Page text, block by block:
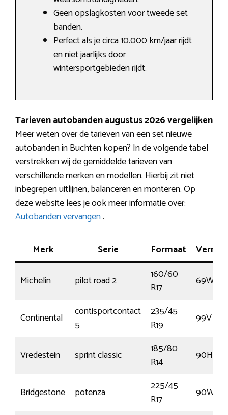
Geen opslagkosten voor tweede set
banden.
Perfect als je circa 10.000 km/jaar rijdt
en niet jaarlijks door
wintersportgebieden rijdt.
Tarieven autobanden augustus 2026 vergelijken
Meer weten over de tarieven van een set nieuwe
autobanden in Buchten kopen? In de volgende tabel
verstrekken wij de gemiddelde tarieven van
verschillende merken en modellen. Hierbij zit niet
inbegrepen uitlijnen, balanceren en monteren. Op
deze website lees je ook meer informatie over:
Autobanden vervangen.
Merk Serie Formaat
Michelin pilot road 2
160/60
R17
69W
Continental
contisportcontact
5
235/45
R19
99V
Vredestein sprint classic
185/80
R14
90H
Bridgestone potenza
225/45
R17
90W